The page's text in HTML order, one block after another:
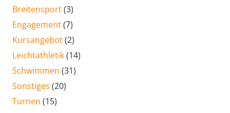
Breitensport(3)
Engagement(7)
Kursangebot(2)
Leichtathletik(14)
Schwimmen (31)
Sonstiges (20)
Turnen (15)